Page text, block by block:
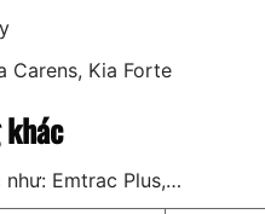
Carens, Kia Forte
Emtrac Plus,…